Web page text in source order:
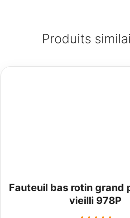
Produits
Fauteuil bas rotin grand
vieilli 978P